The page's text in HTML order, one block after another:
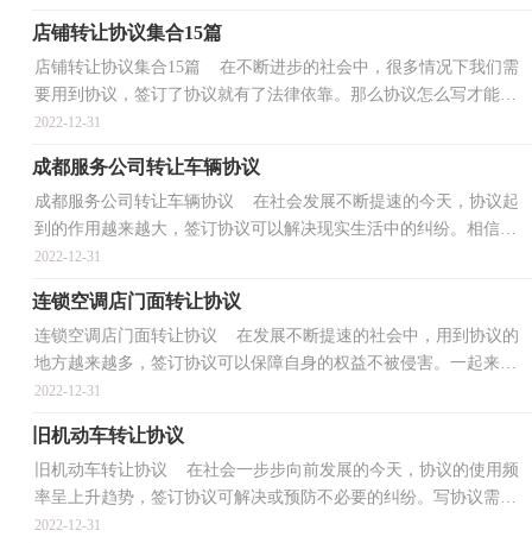
店铺转让协议集合15篇
店铺转让协议集合15篇 在不断进步的社会中，很多情况下我们需
要用到协议，签订了协议就有了法律依靠。那么协议怎么写才能发
挥它最大的作用呢？下面是小编为大家收集的店铺转让...
2022-12-31
成都服务公司转让车辆协议
成都服务公司转让车辆协议 在社会发展不断提速的今天，协议起
到的作用越来越大，签订协议可以解决现实生活中的纠纷。相信很
多朋友都对拟协议感到非常苦恼吧，以下是小编为大家...
2022-12-31
连锁空调店门面转让协议
连锁空调店门面转让协议 在发展不断提速的社会中，用到协议的
地方越来越多，签订协议可以保障自身的权益不被侵害。一起来参
考协议是怎么写的吧，下面是小编整理的连锁空调店门...
2022-12-31
旧机动车转让协议
旧机动车转让协议 在社会一步步向前发展的今天，协议的使用频
率呈上升趋势，签订协议可解决或预防不必要的纠纷。写协议需要
注意哪些问题呢？下面是小编整理的旧机动车转让协议...
2022-12-31